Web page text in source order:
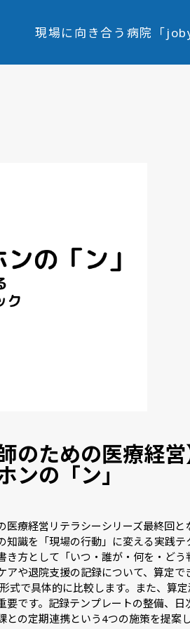
現場に向き合う病院 「
師のための医療経
ンの「ン」
医療経営リテラシーシリーズ最終回
知識を「現場の行動」に変える実践
き方として「いつ・誰が・何を・ど
アや退院支援の記録について、算定
で具体的に比較します。また、算
要です。記録テンプレートの整備、
との定期連携という4つの施策を提案